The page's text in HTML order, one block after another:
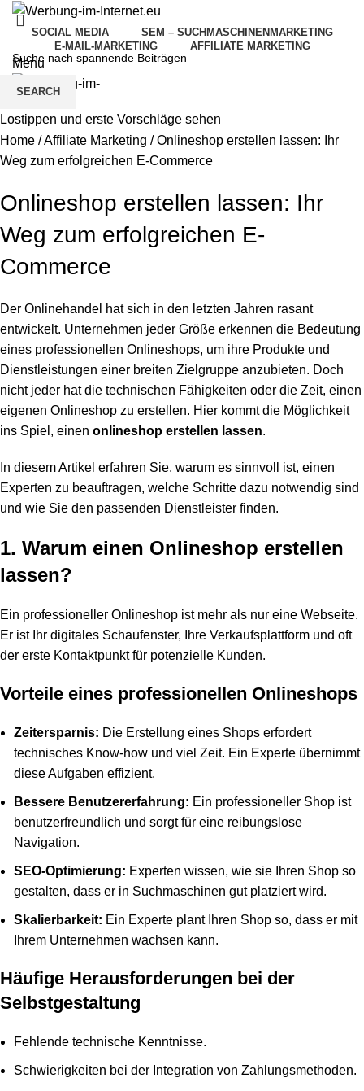
SOCIAL MEDIA
SEM – SUCHMASCHINENMARKETING
E-MAIL-MARKETING
AFFILIATE MARKETING
Menu
Home /Affiliate Marketing /Onlineshop erstellen lassen: Ihr
Weg zum erfolgreichen E-Commerce
Onlineshop erstellen lassen: Ihr
Weg zum erfolgreichen E-
Commerce
Der Onlinehandel hat sich in den letzten Jahren rasant
entwickelt. Unternehmen jeder Größe erkennen die Bedeutung
eines professionellen Onlineshops, um ihre Produkte und
Dienstleistungen einer breiten Zielgruppe anzubieten. Doch
nicht jeder hat die technischen Fähigkeiten oder die Zeit, einen
eigenen Onlineshop zu erstellen. Hier kommt die Möglichkeit
ins Spiel, einen onlineshop erstellen lassen.
In diesem Artikel erfahren Sie, warum es sinnvoll ist, einen
Experten zu beauftragen, welche Schritte dazu notwendig sind
und wie Sie den passenden Dienstleister finden.
1. Warum einen Onlineshop erstellen
lassen?
Ein professioneller Onlineshop ist mehr als nur eine Webseite.
Er ist Ihr digitales Schaufenster, Ihre Verkaufsplattform und oft
der erste Kontaktpunkt für potenzielle Kunden.
Vorteile eines professionellen Onlineshops
Zeitersparnis: Die Erstellung eines Shops erfordert
technisches Know-how und viel Zeit. Ein Experte übernimmt
diese Aufgaben effizient.
Bessere Benutzererfahrung: Ein professioneller Shop ist
benutzerfreundlich und sorgt für eine reibungslose
Navigation.
SEO-Optimierung: Experten wissen, wie sie Ihren Shop so
gestalten, dass er in Suchmaschinen gut platziert wird.
Skalierbarkeit: Ein Experte plant Ihren Shop so, dass er mit
Ihrem Unternehmen wachsen kann.
Häufige Herausforderungen bei der
Selbstgestaltung
Fehlende technische Kenntnisse.
Schwierigkeiten bei der Integration von Zahlungsmethoden.
SEARCH
Lostippen und erste Vorschläge sehen